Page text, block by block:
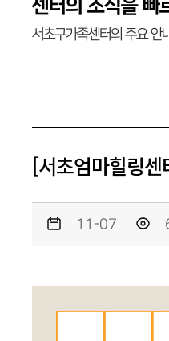
센터의 소식을 빠
서초구가족센터의 주요 안
[서초엄마힐링
11-07